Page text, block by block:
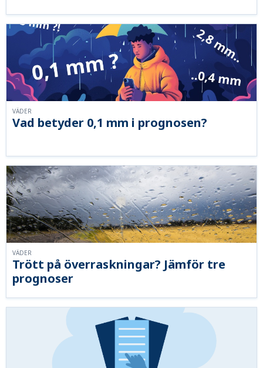
Vad betyder 0,1 mm i prognosen?
VÄDER
Trött på överraskningar? Jämför tre
prognoser
VÄDER